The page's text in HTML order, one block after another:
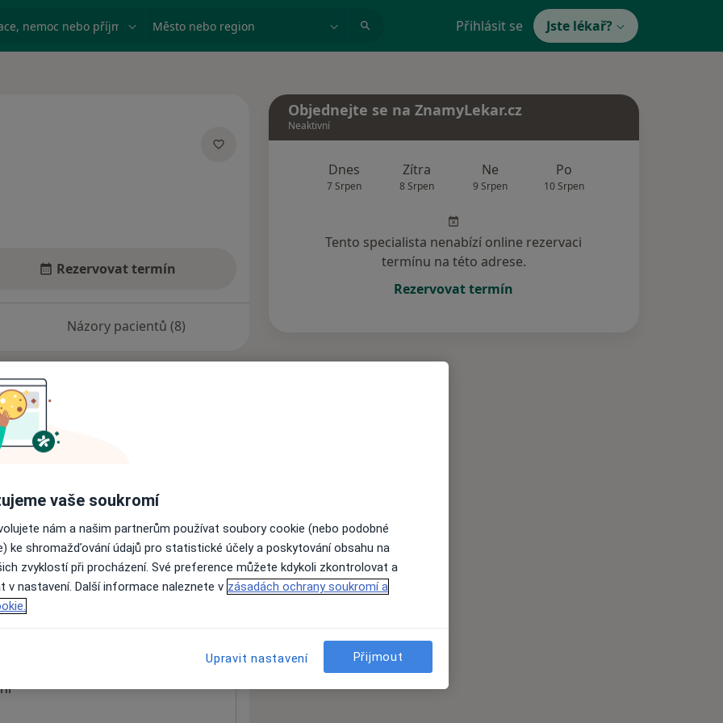
nemoc nebo příjmení Město nebo region Přihlásit se Jste lékař?
Rezervovat termín
Názory pacientů (8)
nejsou k dispozici
informace o svých službách.
00
Objednejte se na ZnamyLekar.cz
Neaktivní
Dnes
7 Srpen
Zítra
8 Srpen
Ne
9 Srpen
Po
10 Srpen
Tento specialista nenabízí online rezervaci
termínu na této adrese.
Rezervovat termín
vaše soukromí
nám a našim partnerům používat soubory cookie (nebo podobné
ke shromažďování údajů pro statistické účely a poskytování obsahu na
zvyklostí při procházení. Své preference můžete kdykoli zkontrolovat a
v nastavení. Další informace naleznete v zásadách ochrany soukromí a
Upravit nastavení Přijmout